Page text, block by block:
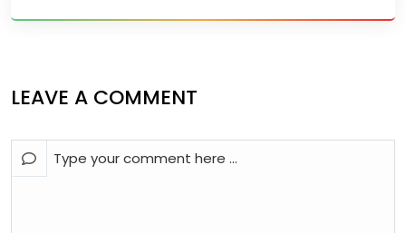
LEAVE A COMMENT